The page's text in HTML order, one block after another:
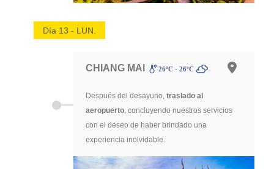
Día 13 - LUN.
CHIANG MAI 26ºC - 26ºC
Después del desayuno, traslado al
aeropuerto, concluyendo nuestros servicios
con el deseo de haber brindado una
experiencia inolvidable.